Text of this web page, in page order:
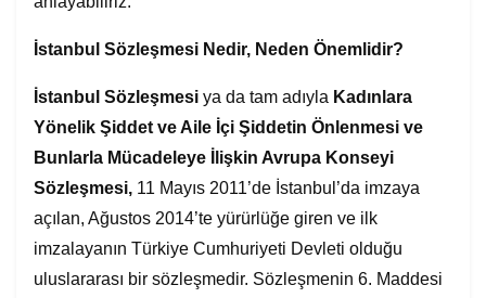
İstanbul Sözleşmesi Nedir, Neden Önemlidir?
İstanbul Sözleşmesi ya da tam adıyla Kadınlara
Yönelik Şiddet ve Aile İçi Şiddetin Önlenmesi ve
Bunlarla Mücadeleye İlişkin Avrupa Konseyi
Sözleşmesi, 11 Mayıs 2011’de İstanbul’da imzaya
açılan, Ağustos 2014’te yürürlüğe giren ve ilk
imzalayanın Türkiye Cumhuriyeti Devleti olduğu
uluslararası bir sözleşmedir. Sözleşmenin 6. Maddesi